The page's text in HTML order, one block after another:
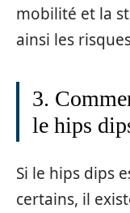
mobilité et la
ainsi les
3.
le hips
Si le hips dips
certains, il